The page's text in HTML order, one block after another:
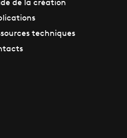
de la création
techniques